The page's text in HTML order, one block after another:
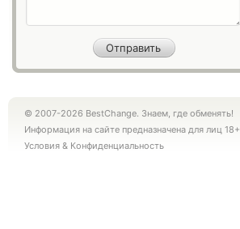
© 2007-2026 BestChange. Знаем, где обменять!
Информация на сайте предназначена для лиц 18+
Условия & Конфиденциальность